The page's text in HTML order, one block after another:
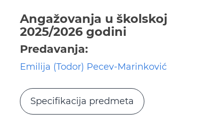
Angažovanja u školskoj
2025/2026 godini
Predavanja:
Emilija (Todor) Pecev-Marinković
Specifikacija predmeta